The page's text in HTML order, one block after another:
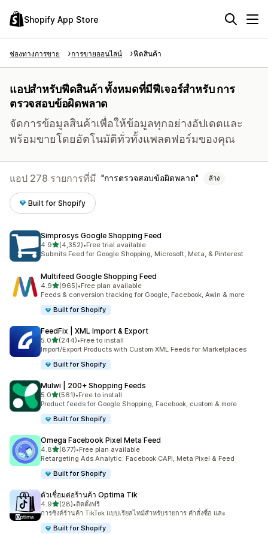
Shopify App Store
ช่องทางการขาย การขายออนไลน์ ฟีดสินค้า
แอปสำหรับฟีดสินค้า ทั้งหมดที่มีฟีเจอร์สำหรับ การ
ตรวจสอบข้อผิดพลาด
จัดการข้อมูลสินค้าเพื่อให้ข้อมูลทุกอย่างอัปเดตและ
พร้อมขายโดยอัตโนมัติทั่วทั้งแพลตฟอร์มของคุณ
แอป 278 รายการที่มี การตรวจสอบข้อผิดพลาด ล้าง
Built for Shopify
Simprosys Google Shopping Feed
4.9เต็ม 5 ดาว
(4,352)
ทั้งหมด 4352 รีวิว
•Free trial available
Submits Feed for Google Shopping, Microsoft, Meta, & Pinterest
Multifeed Google Shopping Feed
4.9เต็ม 5 ดาว
(965)
ทั้งหมด 965 รีวิว
•Free plan available
Feeds & conversion tracking for Google, Facebook, Awin & more
Built for Shopify
FeedFix | XML Import & Export
5.0เต็ม 5 ดาว
(244)
ทั้งหมด 244 รีวิว
•Free to install
Import/Export Products with Custom XML Feeds for Marketplaces
Built for Shopify
Mulwi | 200+ Shopping Feeds
5.0เต็ม 5 ดาว
(561)
ทั้งหมด 561 รีวิว
•Free to install
Product feeds for Google Shopping, Facebook, custom & more
Built for Shopify
Omega Facebook Pixel Meta Feed
4.8เต็ม 5 ดาว
(877)
ทั้งหมด 877 รีวิว
•Free plan available
Retargeting Ads Analytic: Facebook CAPI, Meta Pixel & Feed
Built for Shopify
ตัวเชื่อมต่อร้านค้า Optima Tik
4.9เต็ม 5 ดาว
(28)
ทั้งหมด 28 รีวิว
•ติดตั้งฟรี
การซิงค์ร้านค้า TikTok แบบเรียลไทม์สำหรับรายการ คำสั่งซื้อ และ
Built for Shopify